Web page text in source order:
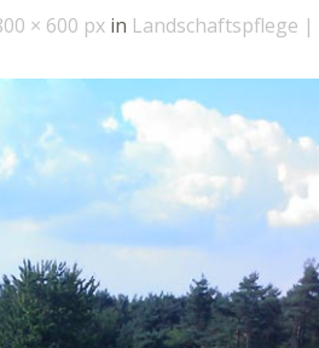
× 600 px in Landschaftspflege